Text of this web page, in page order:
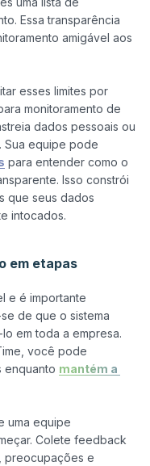
Essa transparência
amigável aos
esses limites por
monitoramento de
dados pessoais ou
para entender como o
Isso constrói
que seus dados
intocados.
em etapas
e é importante
de que o sistema
em toda a empresa.
você pode
enquanto mantém a
uma equipe
Colete feedback
preocupações e